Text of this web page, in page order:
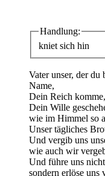
Handlung:
kniet sich hin
Vater unser, der
Name,
Dein Reich komme,
Dein Wille
wie im Himmel so
Unser tägliches
Und vergib uns
wie auch wir
Und führe uns
sondern erlöse uns